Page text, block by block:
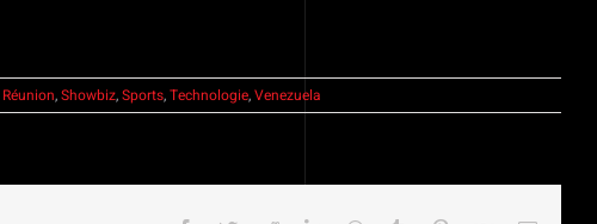
Réunion,Showbiz,Sports,Technologie,Venezuela